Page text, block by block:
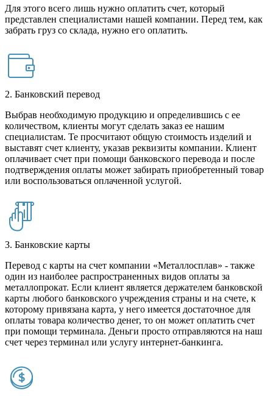
Для этого всего лишь нужно оплатить счет, который
представлен специалистами нашей компании. Перед тем, как
забрать груз со склада, нужно его оплатить.
2. Банковский перевод
Выбрав необходимую продукцию и определившись с ее
количеством, клиенты могут сделать заказ ее нашим
специалистам. Те просчитают общую стоимость изделий и
выставят счет клиенту, указав реквизиты компании. Клиент
оплачивает счет при помощи банковского перевода и после
подтверждения оплаты может забирать приобретенный товар
или воспользоваться оплаченной услугой.
3. Банковские карты
Перевод с карты на счет компании «Металлосплав» - также
один из наиболее распространенных видов оплаты за
металлопрокат. Если клиент является держателем банковской
карты любого банковского учреждения страны и на счете, к
которому привязана карта, у него имеется достаточное для
оплаты товара количество денег, то он может оплатить счет
при помощи терминала. Деньги просто отправляются на наш
счет через терминал или услугу интернет-банкинга.